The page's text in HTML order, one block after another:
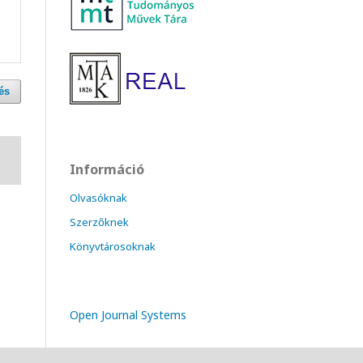
Információ
Olvasóknak
Szerzőknek
Könyvtárosoknak
Open Journal Systems